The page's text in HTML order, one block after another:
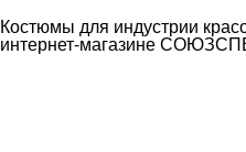
Костюмы для индустрии
интернет-магазине